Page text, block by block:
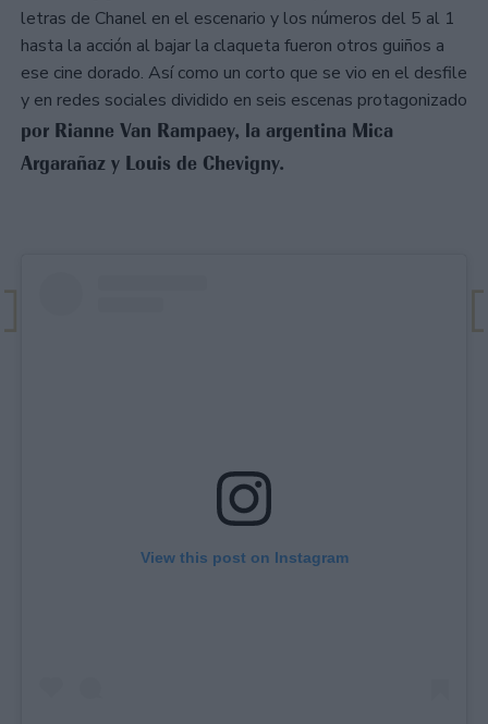
letras de Chanel en el escenario y los números del 5 al 1
hasta la acción al bajar la claqueta fueron otros guiños a
ese cine dorado. Así como un corto que se vio en el desfile
y en redes sociales dividido en seis escenas protagonizado
por Rianne Van Rampaey, la argentina Mica
Argarañaz y Louis de Chevigny.
View this post on Instagram